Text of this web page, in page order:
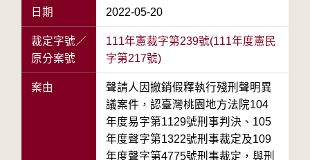
日期 2022-05-20
裁定字號／
原分案號
111年憲裁字第239號(111年度憲民
字第217號)
案由
聲請人因撤銷假釋執行殘刑聲明異
議案件，認臺灣桃園地方法院104
年度易字第1129號刑事判決、105
年度聲字第1322號刑事裁定及109
年度聲字第4775號刑事裁定，與刑